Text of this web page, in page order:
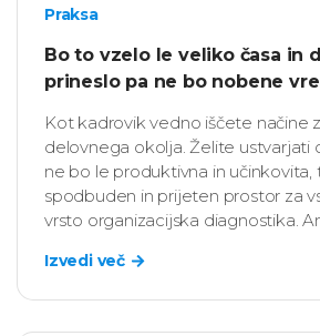
Praksa
Bo to vzelo le veliko časa in
prineslo pa ne bo nobene
Kot kadrovik vedno iščete načine
delovnega okolja. Želite ustvarjati
ne bo le produktivna in
spodbuden in prijeten prostor za
vrsto organizacijska diagnostika.
Izvedi več